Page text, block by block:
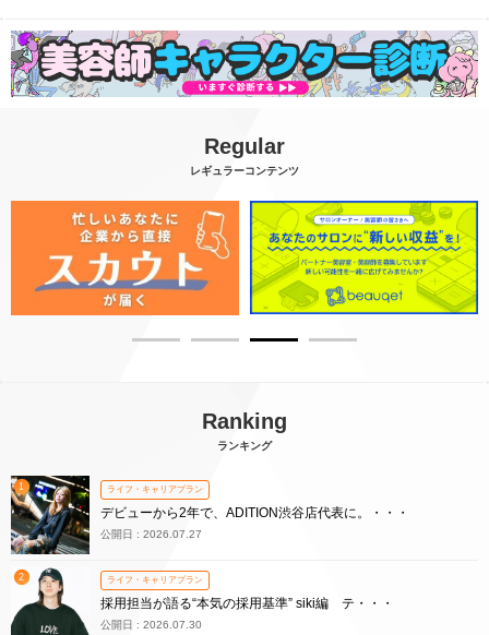
Regular
レギュラーコンテンツ
Ranking
ランキング
1 ライフ・キャリアプラン
デビューから2年で、ADITION渋谷店代表に。・・・
公開日 : 2026.07.27
2 ライフ・キャリアプラン
採用担当が語る“本気の採用基準” siki編 テ・・・
公開日 : 2026.07.30